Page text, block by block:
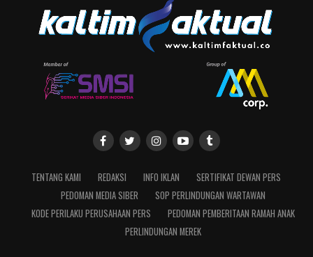
TENTANG KAMI REDAKSI INFO IKLAN
SERTIFIKAT DEWAN PERS
PEDOMAN MEDIA SIBER
SOP PERLINDUNGAN WARTAWAN
KODE PERILAKU PERUSAHAAN PERS
PEDOMAN PEMBERITAAN RAMAH ANAK
PERLINDUNGAN MEREK